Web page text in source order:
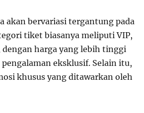
akan bervariasi tergantung pada
tiket biasanya meliputi VIP,
harga yang lebih tinggi
eksklusif. Selain itu,
khusus yang ditawarkan oleh